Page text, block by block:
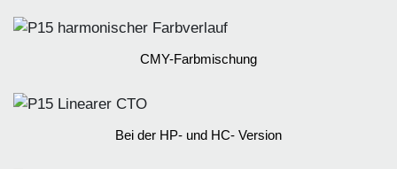
CMY-Farbmischung
Bei der HP- und HC- Version